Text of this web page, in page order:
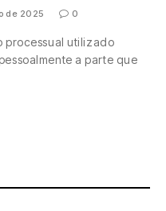
de 2025 0
processual utilizado
a parte que